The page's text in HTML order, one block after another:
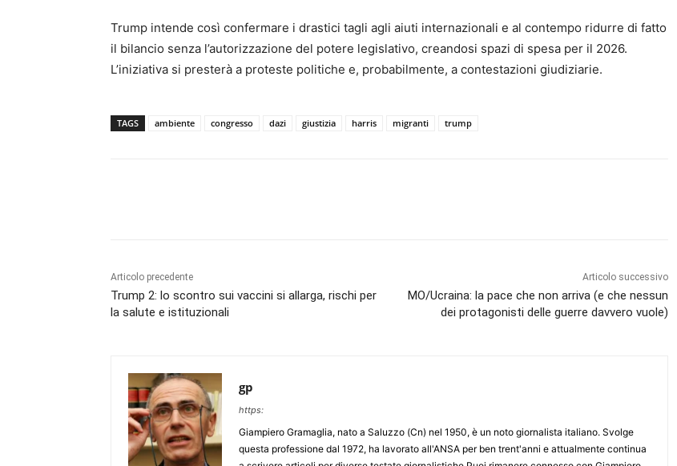
Trump intende così confermare i drastici tagli agli aiuti internazionali e al contempo ridurre di fatto
il bilancio senza l’autorizzazione del potere legislativo, creandosi spazi di spesa per il 2026.
L’iniziativa si presterà a proteste politiche e, probabilmente, a contestazioni giudiziarie.
TAGS ambiente congresso dazi giustizia harris migranti trump
Articolo precedente
Trump 2: lo scontro sui vaccini si allarga, rischi per
la salute e istituzionali
Articolo successivo
MO/Ucraina: la pace che non arriva (e che nessun
dei protagonisti delle guerre davvero vuole)
gp
https:
Giampiero Gramaglia, nato a Saluzzo (Cn) nel 1950, è un noto giornalista italiano. Svolge
questa professione dal 1972, ha lavorato all'ANSA per ben trent'anni e attualmente continua